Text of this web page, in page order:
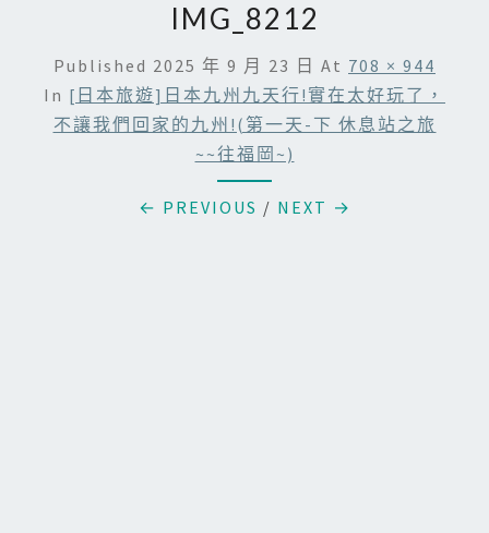
IMG_8212
Published 2025 年 9 月 23 日 At 708 × 944
In [日本旅遊]日本九州九天行!實在太好玩了，
不讓我們回家的九州!(第一天-下 休息站之旅
~~往福岡~)
← PREVIOUS / NEXT →